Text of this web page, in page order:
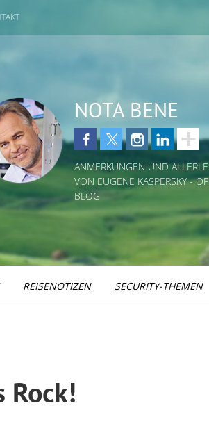
NOTA BENE
ANMERKUNGEN UND
VON EUGENE KASPERSKY -
BLOG
REISENOTIZEN SECURITY-THEMEN
Rock!